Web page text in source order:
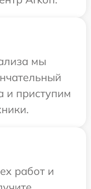
мы
и приступим
работ и